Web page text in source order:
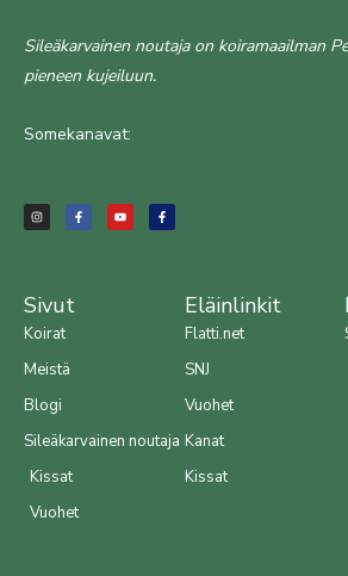
Sileäkarvainen noutaja on koiramaailman
pieneen kujeiluun.
Somekanavat:
s
t
a
c
e
b
u
t
u
c
e
b
Sivut
Koirat
Meistä
Blogi
Sileäkarvainen noutaja
Kissat
Vuohet
Eläinlinkit
Flatti.net
SNJ
Vuohet
Kanat
Kissat